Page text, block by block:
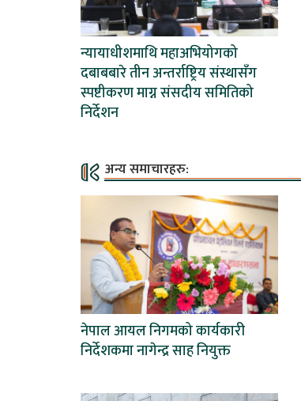
न्यायाधीशमाथि महाअभियोगको
दबाबबारे तीन अन्तर्राष्ट्रिय संस्थासँग
स्पष्टीकरण माग्न संसदीय समितिको
निर्देशन
अन्य समाचारहरु:
नेपाल आयल निगमको कार्यकारी
निर्देशकमा नागेन्द्र साह नियुक्त